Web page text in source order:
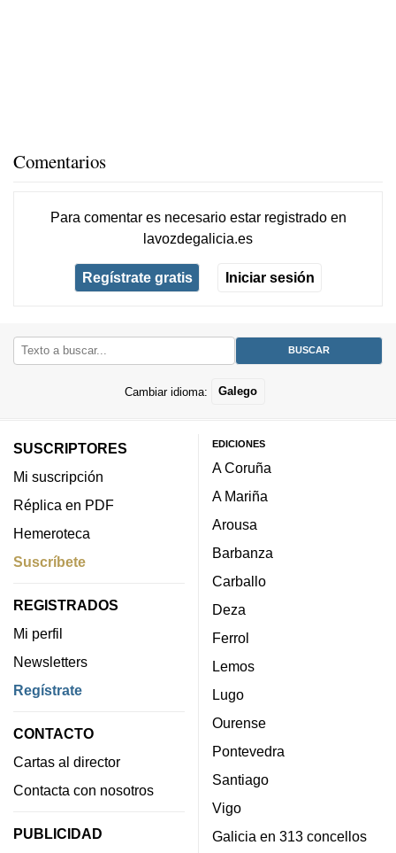
Comentarios
Para comentar es necesario estar registradoen
lavozdegalicia.es
Regístrate gratis Iniciar sesión
Cambiar idioma: Galego
SUSCRIPTORES
Mi suscripción
Réplica en PDF
Hemeroteca
Suscríbete
REGISTRADOS
Mi perfil
Newsletters
Regístrate
CONTACTO
Cartas al director
Contacta con nosotros
PUBLICIDAD
EDICIONES
A Coruña
A Mariña
Arousa
Barbanza
Carballo
Deza
Ferrol
Lemos
Lugo
Ourense
Pontevedra
Santiago
Vigo
Galicia en 313 concellos